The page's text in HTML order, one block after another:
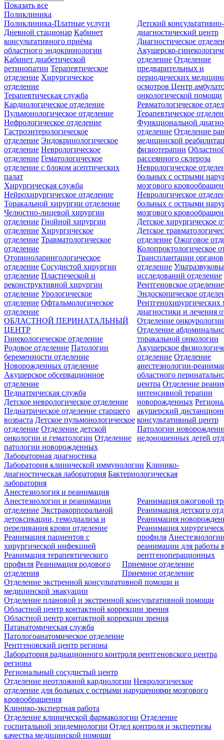
Показать все
Поликлиника
Поликлиника-Платные услуги
Дневной стационар Кабинет
консультативного приёма
областного эндокринологии
Кабинет диабетической
ретинопатии Терапевтическое
отделение Хирургическое
отделение
Детский консультативно-
диагностический центр
Диагностическое
Акушерско-
отделение Отделение
предварительных и
периодических
осмотровЦентр
онкологической помощи
Терапевтическая служба
Кардиологическое отделение
Пульмонологическое отделение
Нефрологическое отделение
Гастроэнтерологическое
отделение Эндокринологическое
отделение Неврологическое
отделение Гематологическое
отделение c блоком асептических
палат
Ревматологическое
Терапевтическое
Функциональной
отделение Отделение
медицинской
физиотерапии
рассеянного склероза
Неврологическое
больных с острыми
мозгового
Неврологическое
больных с острыми
мозгового
Хирургическая служба
Нейрохирургическое отделение
Торакальной хирургии отделение
Челюстно-лицевой хирургии
отделение Гнойной хирургии
отделение Хирургическое
отделение Травматологическое
отделение
Оториноларингологическое
отделение Сосудистой хирургии
отделение Пластической и
реконструктивной хирургии
отделение Урологическое
отделение Офтальмологическое
отделение
Детское хирургическое
Детское
отделение Ожоговое
Колопроктологическое
Трансплантации органов
отделение
исследований отделение
Рентгеновское отделение
Эндоскопическое
Рентгенохирургических
диагностики и лечения
Отделение онкоурологии
Отделение
торакальной онкологии
ОБЛАСТНОЙ ПЕРИНАТАЛЬНЫЙ
ЦЕНТР
Гинекологическое отделение
Родовое отделение Патологии
беременности отделение
Новорожденных отделение
Акушерское обсервационное
отделение
Акушерское
отделение Отделение
анестезиологии-
областного
центра Отделение
интенсивной терапии
новорожденных
акушерский
консультативный центр
Патологии
недоношенных детей
Педиатрическая служба
Детское неврологическое отделение
Педиатрическое отделение старшего
возраста Детское пульмонологическое
отделение Отделение детской
онкологии и гематологии Отделение
патологии новорожденных
Лабораторная диагностика
Лаборатория клинической иммунологии Клинико-
диагностическая лаборатория Бактериологическая
лаборатория
Анестезиология и реанимация
Анестезиологии и реанимации
отделение Экстракорпоральной
детоксикации, гемодиализа и
переливания крови отделение
Реанимация пациентов с
хирургической инфекцией
Реанимация терапевтического
профиля Реанимация родового
отделения
Реанимация ожоговой
Реанимация детского
Реанимация
Реанимация
профиля
реанимации для работы
рентгеноперационных
Приемное отделение
Приемное отделение
Отделение экстренной консультативной помощи и
медицинской эвакуации
Отделение плановой и экстренной консультативной помощи
Областной центр контактной коррекции зрения
Областной центр контактной коррекции зрения
Патанатомическая служба
Патологоанатомическое отделение
Рентгеновский центр региона
Лаборатория радиационного контроля рентгеновского центра
региона
Региональный сосудистый центр
Отделение неотложной кардиологии Неврологическое
отделение для больных с острыми нарушениями мозгового
кровообращения
Клинико-экспертная работа
Отделение клинической фармакологии Отделение
госпитальной эпидемиологии Отдел контроля и экспертизы
качества медицинской помощи